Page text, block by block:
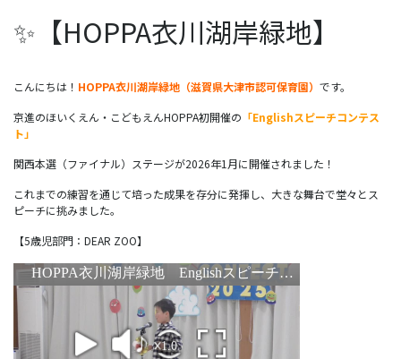
✨【HOPPA衣川湖岸緑地】
こんにちは！ HOPPA衣川湖岸緑地（滋賀県大津市認可保育園） です。
京進のほいくえん・こどもえんHOPPA初開催の 「Englishスピーチコンテス
ト」
関西本選（ファイナル）ステージが2026年1月に開催されました！
これまでの練習を通じて培った成果を存分に発揮し、大きな舞台で堂々とス
ピーチに挑みました。
【5歳児部門：DEAR ZOO】